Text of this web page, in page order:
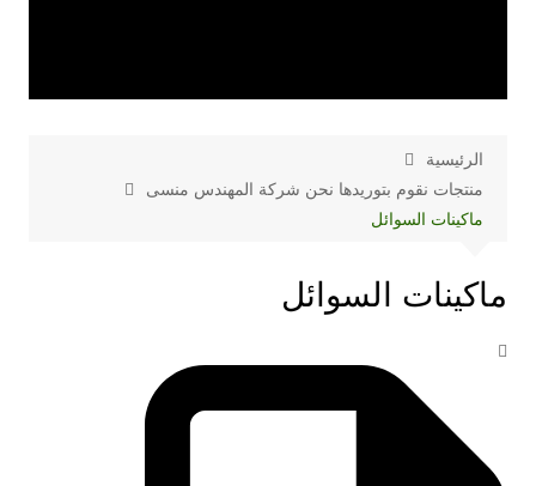
الرئيسية
منتجات نقوم بتوريدها نحن شركة المهندس منسى
ماكينات السوائل
ماكينات السوائل